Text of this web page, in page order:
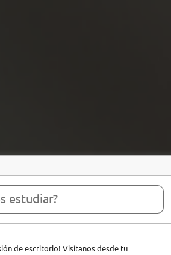
de escritorio! Visítanos desde tu